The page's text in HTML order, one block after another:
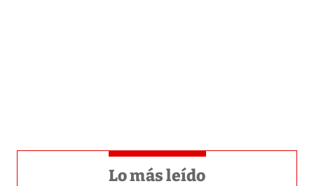
Lo más leído